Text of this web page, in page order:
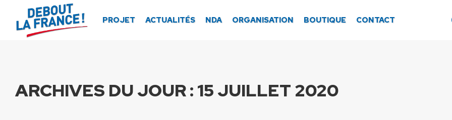
PROJET ACTUALITÉS NDA ORGANISATION BOUTIQUE CONTACT
ARCHIVES DU JOUR : 15 JUILLET 2020
Panneau de gestion des cookies